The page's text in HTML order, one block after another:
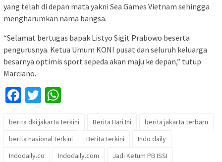
yang telah di depan mata yakni Sea Games Vietnam sehingga
mengharumkan nama bangsa.
“Selamat bertugas bapak Listyo Sigit Prabowo beserta
pengurusnya. Ketua Umum KONI pusat dan seluruh keluarga
besarnya optimis sport sepeda akan maju ke depan,” tutup
Marciano.
Facebook
Twitter
berita dki jakarta terkini Berita Hari Ini
berita jakarta terbaru
berita nasional terkini
Berita terkini
Indo daily
Indodaily.co
Indodaily.com
Jadi Ketum PB ISSI